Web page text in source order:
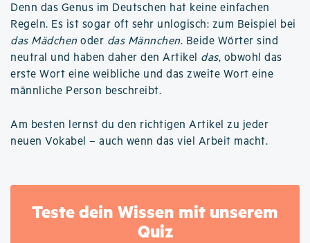
Denn das Genus im Deutschen hat keine einfachen
Regeln. Es ist sogar oft sehr unlogisch: zum Beispiel bei
das Mädchen oder das Männchen. Beide Wörter sind
neutral und haben daher den Artikel das, obwohl das
erste Wort eine weibliche und das zweite Wort eine
männliche Person beschreibt.
Am besten lernst du den richtigen Artikel zu jeder
neuen Vokabel – auch wenn das viel Arbeit macht.
Teste dein Wissen mit unserem
Quiz